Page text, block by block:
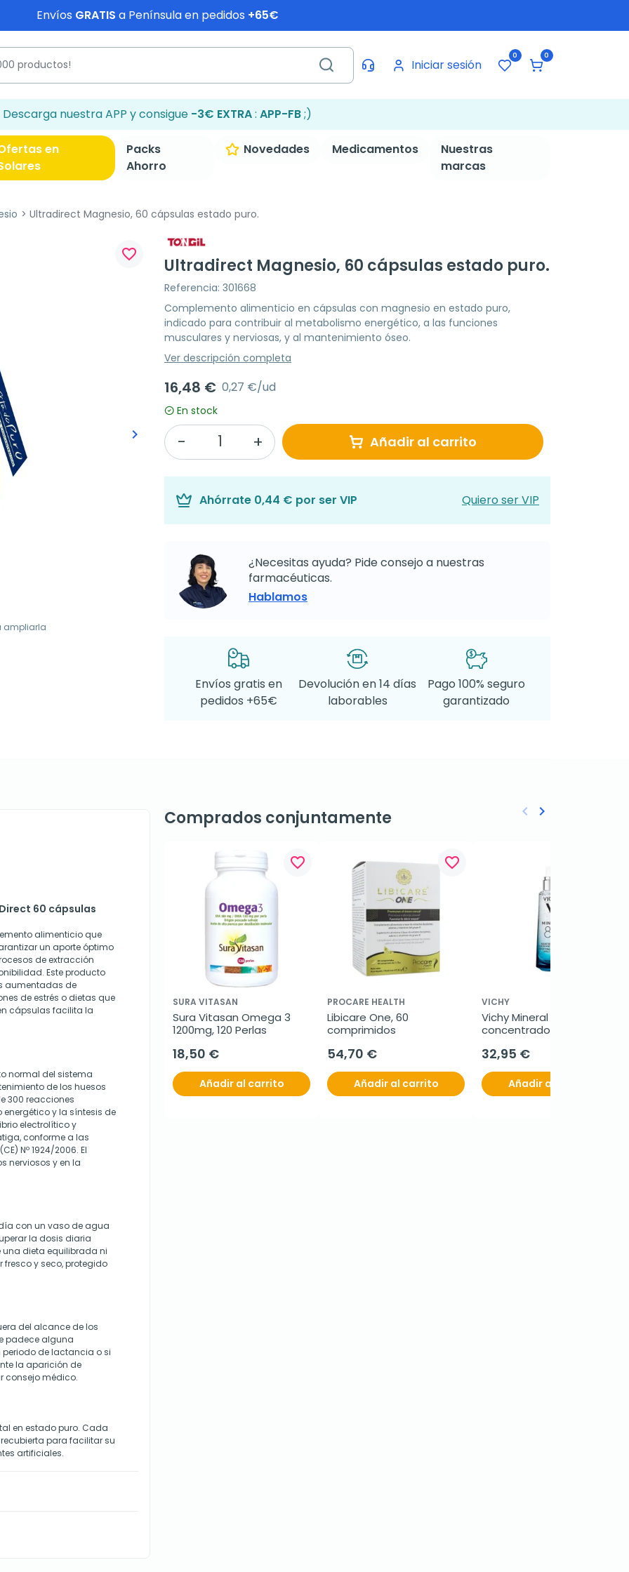
Envíos GRATIS a Península en pedidos +65€
Iniciar sesión
0 0
Descarga nuestra APP y consigue -3€ EXTRA: APP-FB;)
en
Packs
Ahorro
Novedades Medicamentos
Nuestras
marcas
Ultradirect Magnesio, 60 cápsulas estado puro.
Siguiente
keyboard_arrow_right
ampliarla
favorite_border
Ultradirect Magnesio, 60 cápsulas estado puro.
Referencia: 301668
Complemento alimenticio en cápsulas con magnesio en estado puro,
indicado para contribuir al metabolismo energético, a las funciones
musculares y nerviosas, y al mantenimiento óseo.
Ver descripción completa
16,48 € 0,27 €/ud
En stock
Añadir al carrito
Ahórrate 0,44 € por ser VIP Quiero ser VIP
¿Necesitas ayuda? Pide consejo a nuestras
farmacéuticas.
Hablamos
Envíos gratis en
pedidos +65€
Devolución en 14 días
laborables
Pago 100% seguro
garantizado
60 cápsulas
alimenticio que
un aporte óptimo
de extracción
Este producto
aumentadas de
de estrés o dietas que
cápsulas facilita la
normal del sistema
de los huesos
300 reacciones
y la síntesis de
electrolítico y
conforme a las
Nº 1924/2006. El
nerviosos y en la
con un vaso de agua
la dosis diaria
una dieta equilibrada ni
y seco, protegido
del alcance de los
padece alguna
de lactancia o si
la aparición de
consejo médico.
en estado puro. Cada
para facilitar su
artificiales.
Comprados conjuntamente
favorite_border
SURA VITASAN
Sura Vitasan Omega 3
1200mg, 120 Perlas
18,50 €
Añadir al carrito
favorite_border
PROCARE HEALTH
Libicare One, 60
comprimidos
54,70 €
Añadir al carrito
VICHY
Vichy Mineral 89
concentrado fortificante,
32,95 €
Añadir al carrito
Anterior
keyboard_arrow_left Siguiente
keyboard_arrow_right